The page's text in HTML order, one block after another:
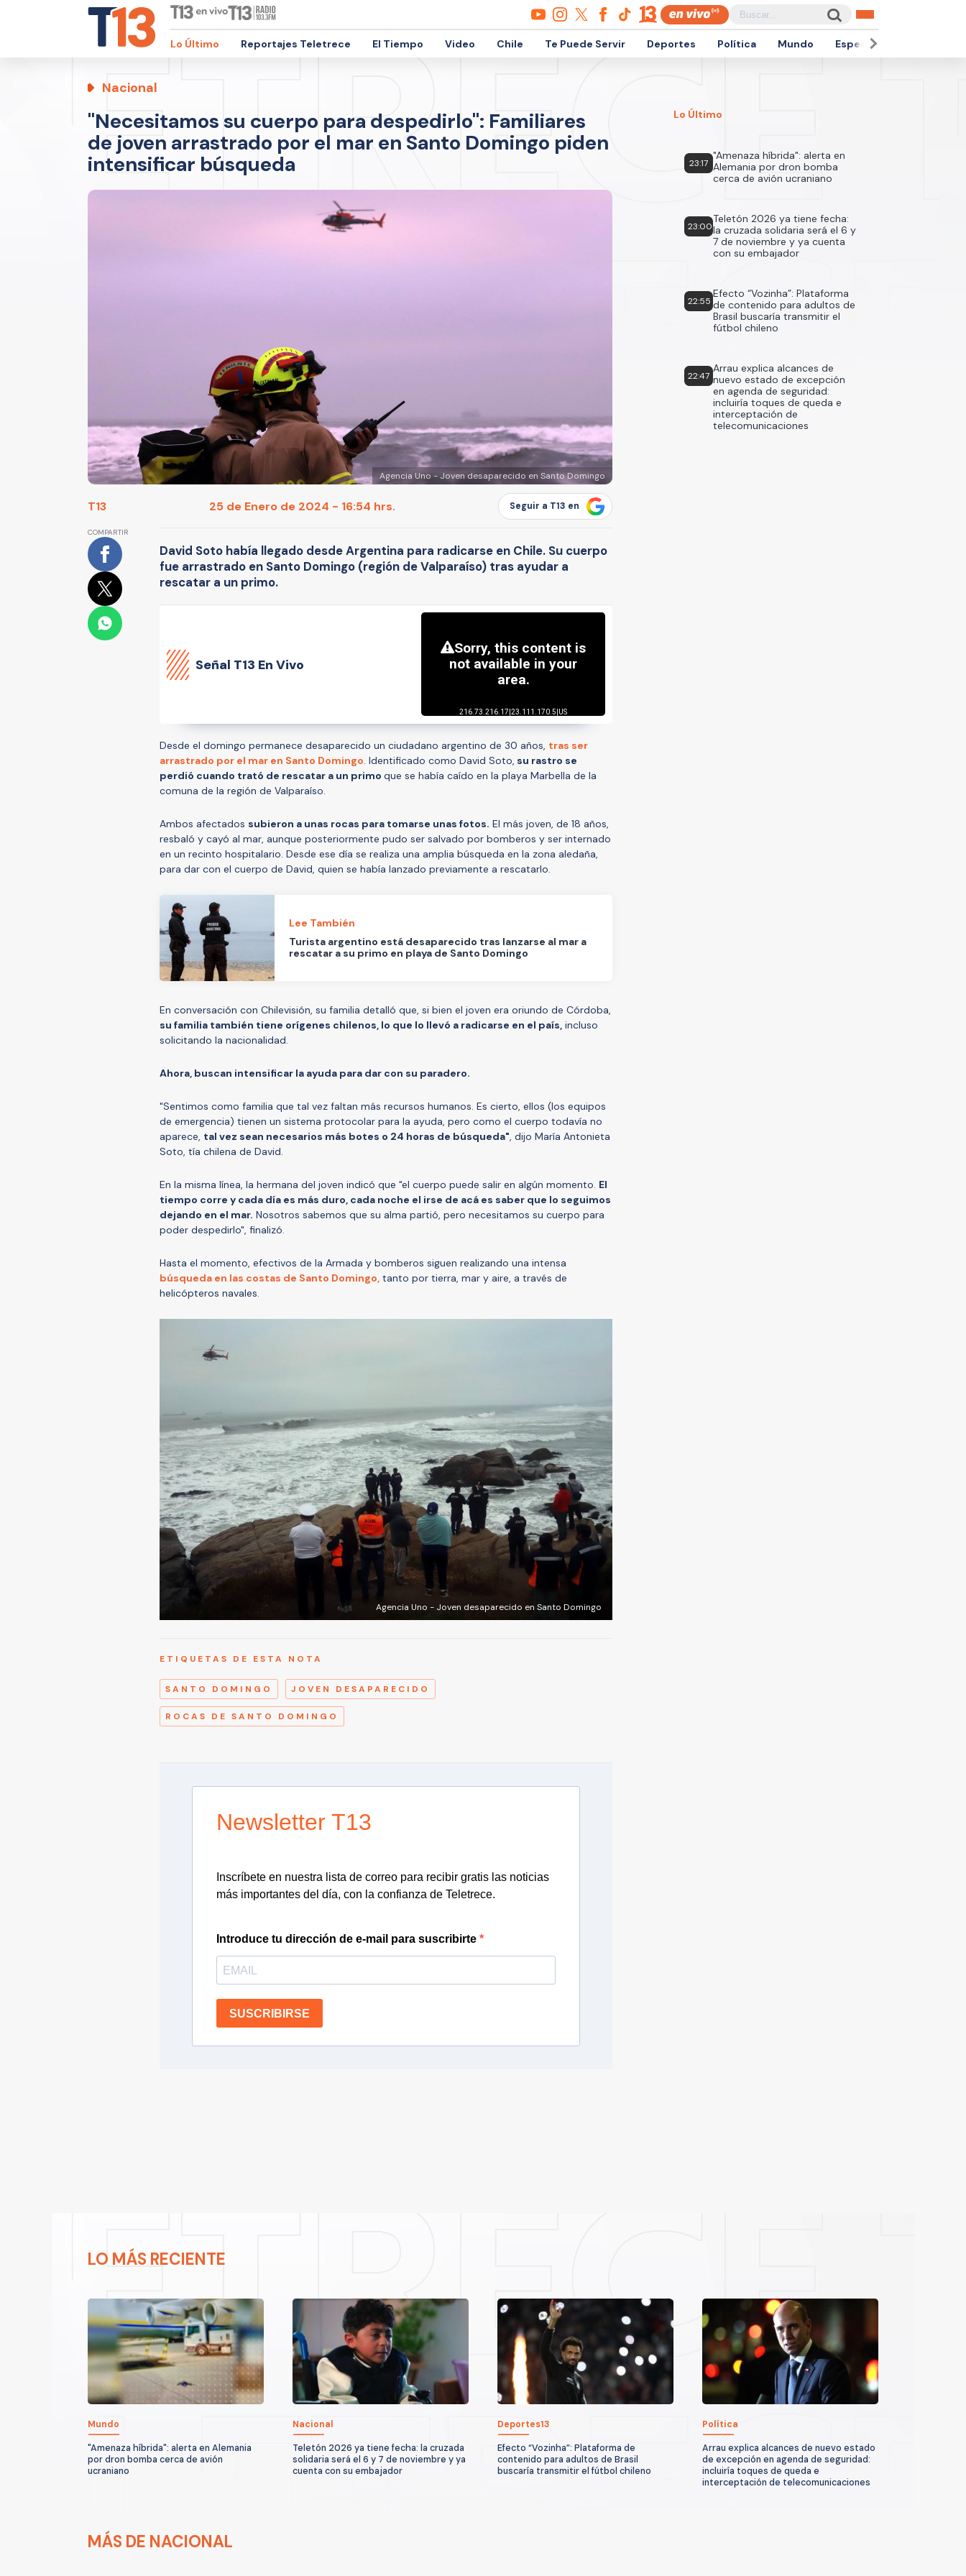
Lo Último Reportajes Teletrece El Tiempo Video Chile Te Puede Servir Deportes Política Mundo Espectáculos
Nacional
"Necesitamos su cuerpo para despedirlo": Familiares
de joven arrastrado por el mar en Santo Domingo piden
intensificar búsqueda
Agencia Uno - Joven desaparecido en Santo Domingo
T13 25 de Enero de 2024 - 16:54 hrs. Seguir a T13 en
COMPARTIR
David Soto había llegado desde Argentina para radicarse en Chile. Su cuerpo
fue arrastrado en Santo Domingo (región de Valparaíso) tras ayudar a
rescatar a un primo.
Señal T13 En Vivo
Desde el domingo permanece desaparecido un ciudadano argentino de 30 años, tras ser
arrastrado por el mar en Santo Domingo. Identificado como David Soto, su rastro se
perdió cuando trató de rescatar a un primo que se había caído en la playa Marbella de la
comuna de la región de Valparaíso.
Ambos afectados subieron a unas rocas para tomarse unas fotos. El más joven, de 18 años,
resbaló y cayó al mar, aunque posteriormente pudo ser salvado por bomberos y ser internado
en un recinto hospitalario. Desde ese día se realiza una amplia búsqueda en la zona aledaña,
para dar con el cuerpo de David, quien se había lanzado previamente a rescatarlo.
Lee También
Turista argentino está desaparecido tras lanzarse al mar a
rescatar a su primo en playa de Santo Domingo
En conversación con Chilevisión, su familia detalló que, si bien el joven era oriundo de Córdoba,
su familia también tiene orígenes chilenos, lo que lo llevó a radicarse en el país, incluso
solicitando la nacionalidad.
Ahora, buscan intensificar la ayuda para dar con su paradero.
"Sentimos como familia que tal vez faltan más recursos humanos. Es cierto, ellos (los equipos
de emergencia) tienen un sistema protocolar para la ayuda, pero como el cuerpo todavía no
aparece, tal vez sean necesarios más botes o 24 horas de búsqueda", dijo María Antonieta
Soto, tía chilena de David.
En la misma línea, la hermana del joven indicó que "el cuerpo puede salir en algún momento. El
tiempo corre y cada día es más duro, cada noche el irse de acá es saber que lo seguimos
dejando en el mar. Nosotros sabemos que su alma partió, pero necesitamos su cuerpo para
poder despedirlo", finalizó.
Hasta el momento, efectivos de la Armada y bomberos siguen realizando una intensa
búsqueda en las costas de Santo Domingo, tanto por tierra, mar y aire, a través de
helicópteros navales.
Agencia Uno - Joven desaparecido en Santo Domingo
ETIQUETAS DE ESTA NOTA
SANTO DOMINGO JOVEN DESAPARECIDO
ROCAS DE SANTO DOMINGO
Newsletter T13
Inscríbete en nuestra lista de correo para recibir gratis las noticias
más importantes del día, con la confianza de Teletrece.
Introduce tu dirección de e-mail para suscribirte
SUSCRIBIRSE
Lo Último
23:17
"Amenaza híbrida": alerta en
Alemania por dron bomba
cerca de avión ucraniano
23:00
Teletón 2026 ya tiene fecha:
la cruzada solidaria será el 6 y
7 de noviembre y ya cuenta
con su embajador
22:55
Efecto “Vozinha”: Plataforma
de contenido para adultos de
Brasil buscaría transmitir el
fútbol chileno
22:47
Arrau explica alcances de
nuevo estado de excepción
en agenda de seguridad:
incluiría toques de queda e
interceptación de
telecomunicaciones
LO MÁS RECIENTE
Mundo
"Amenaza híbrida": alerta en Alemania
por dron bomba cerca de avión
ucraniano
Nacional
Teletón 2026 ya tiene fecha: la cruzada
solidaria será el 6 y 7 de noviembre y ya
cuenta con su embajador
Deportes13
Efecto “Vozinha”: Plataforma de
contenido para adultos de Brasil
buscaría transmitir el fútbol chileno
Política
Arrau explica alcances de nuevo estado
de excepción en agenda de seguridad:
incluiría toques de queda e
interceptación de telecomunicaciones
MÁS DE NACIONAL